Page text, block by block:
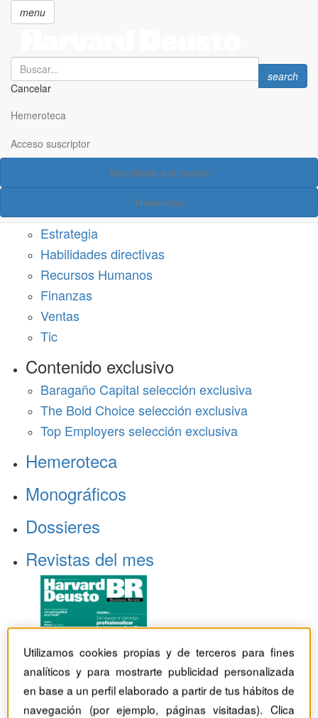
principal
menu
Search
Cancelar
Search
search
Hemeroteca
Acceso suscriptor
Suscríbete a la revista
Newsletter
Acceso suscriptor
Estrategia
Habilidades directivas
Recursos Humanos
Finanzas
Ventas
Tic
Contenido exclusivo
Baragaño Capital selección exclusiva
The Bold Choice selección exclusiva
Top Employers selección exclusiva
Hemeroteca
Monográficos
Dossieres
Revistas del mes
Utilizamos cookies propias y de terceros para fines
analíticos y para mostrarte publicidad personalizada
en base a un perfil elaborado a partir de tus hábitos de
navegación (por ejemplo, páginas visitadas). Clica